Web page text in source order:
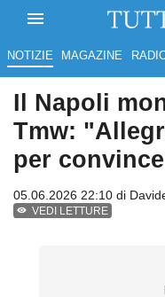
NOTIZIE MAGAZINE
Il Napoli
Tmw:
per
05.06.2026 22:10 di
VEDI LETTURE